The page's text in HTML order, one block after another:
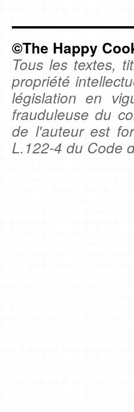
©The Happy
Tous les textes,
propriété
législation en
frauduleuse du
de l'auteur est
L.122-4 du Code